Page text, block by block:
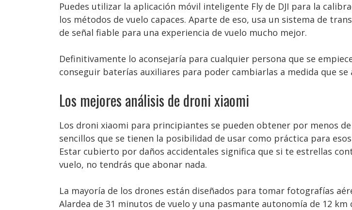
Puedes utilizar la aplicación móvil inteligente Fly de DJI para la
los métodos de vuelo capaces. Aparte de eso, usa un sistema de
de señal fiable para una experiencia de vuelo mucho mejor.
Definitivamente lo aconsejaría para cualquier persona que se
conseguir baterías auxiliares para poder cambiarlas a medida que
Los mejores análisis de droni xiaomi
Los droni xiaomi para principiantes se pueden obtener por menos
sencillos que se tienen la posibilidad de usar como práctica para
Estar cubierto por daños accidentales significa que si te estrellas
vuelo, no tendrás que abonar nada.
La mayoría de los drones están diseñados para tomar fotografías
Alardea de 31 minutos de vuelo y una pasmante autonomía de 12 km